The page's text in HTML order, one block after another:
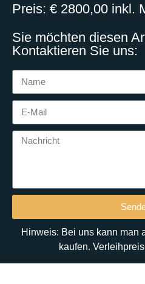
Preis: € 2800,00 inkl.
Sie möchten diesen
Kontaktieren Sie uns:
Hinweis: Bei uns kann man
kaufen.